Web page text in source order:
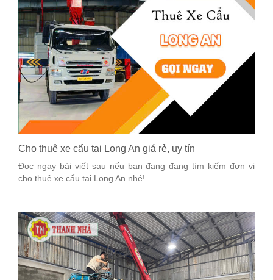
Cho thuê xe cẩu tại Long An giá rẻ, uy tín
Đọc ngay bài viết sau nếu bạn đang đang tìm kiếm đơn vị
cho thuê xe cẩu tại Long An nhé!